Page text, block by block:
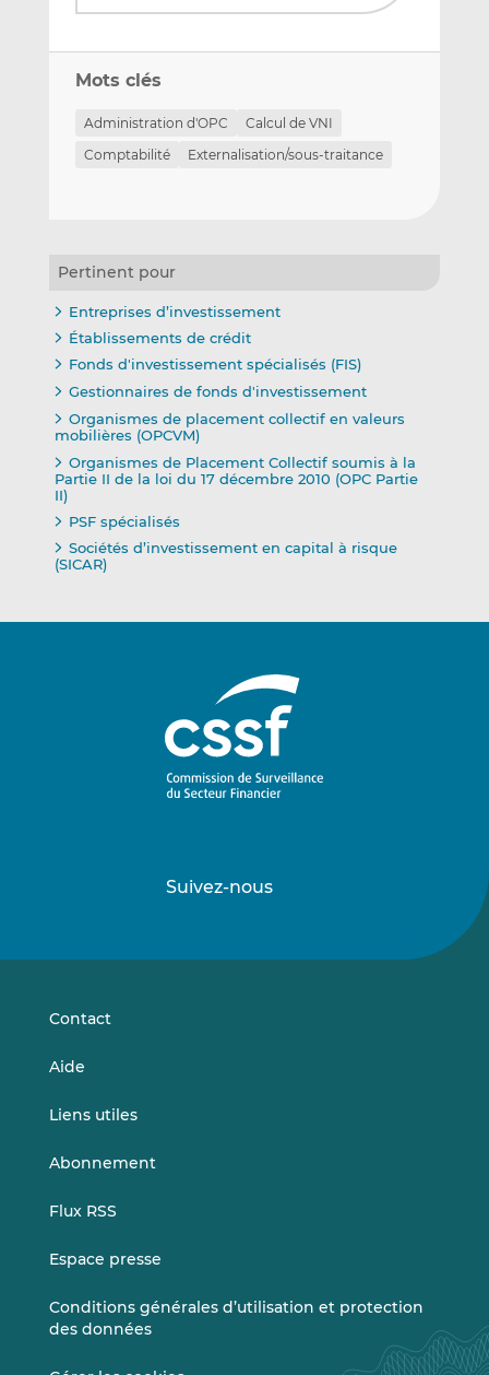
Mots clés
Administration d'OPC
Calcul de VNI
Comptabilité
Externalisation/sous-traitance
Pertinent pour
Entreprises d’investissement
Établissements de crédit
Fonds d'investissement spécialisés (FIS)
Gestionnaires de fonds d'investissement
Organismes de placement collectif en valeurs
mobilières (OPCVM)
Organismes de Placement Collectif soumis à la
Partie II de la loi du 17 décembre 2010 (OPC Partie
II)
PSF spécialisés
Sociétés d’investissement en capital à risque
(SICAR)
Suivez-nous
sursur
Contact
Aide
Liens utiles
Abonnement
Flux RSS
Espace presse
Conditions générales d’utilisation et protection
des données